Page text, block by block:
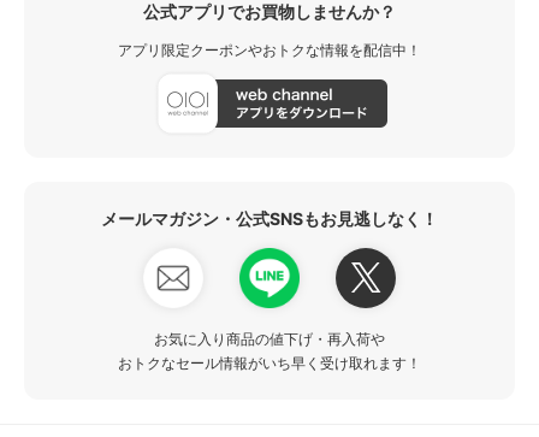
公式アプリでお買物しませんか？
アプリ限定クーポンやおトクな情報を配信中！
メールマガジン・公式SNSもお見逃しなく！
お気に入り商品の値下げ・再入荷や
おトクなセール情報がいち早く受け取れます！